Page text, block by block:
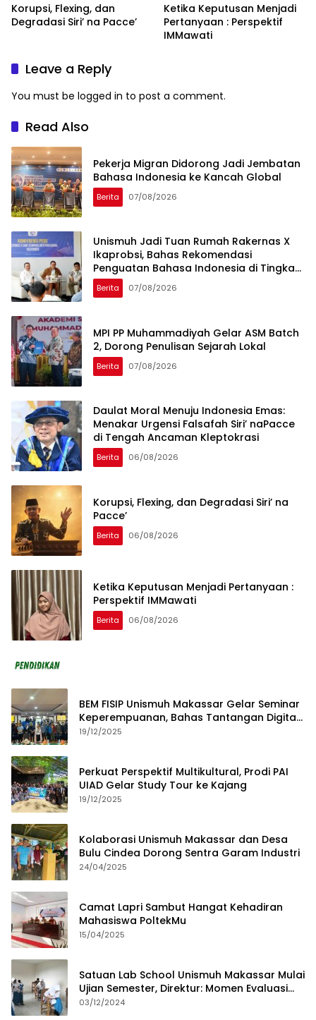
Korupsi, Flexing, dan
Degradasi Siri’ na Pacce’
Ketika Keputusan Menjadi
Pertanyaan : Perspektif
IMMawati
Leave a Reply
You must be logged in to post a comment.
Read Also
Pekerja Migran Didorong Jadi Jembatan
Bahasa Indonesia ke Kancah Global
Berita 07/08/2026
Unismuh Jadi Tuan Rumah Rakernas X
Ikaprobsi, Bahas Rekomendasi
Penguatan Bahasa Indonesia di Tingkat
Global
Berita 07/08/2026
MPI PP Muhammadiyah Gelar ASM Batch
2, Dorong Penulisan Sejarah Lokal
Berita 07/08/2026
Daulat Moral Menuju Indonesia Emas:
Menakar Urgensi Falsafah Siri’ naPacce
di Tengah Ancaman Kleptokrasi
Berita 06/08/2026
Korupsi, Flexing, dan Degradasi Siri’ na
Pacce’
Berita 06/08/2026
Ketika Keputusan Menjadi Pertanyaan :
Perspektif IMMawati
Berita 06/08/2026
BEM FISIP Unismuh Makassar Gelar Seminar
Keperempuanan, Bahas Tantangan Digital
dan Budaya Lokal
19/12/2025
Perkuat Perspektif Multikultural, Prodi PAI
UIAD Gelar Study Tour ke Kajang
19/12/2025
Kolaborasi Unismuh Makassar dan Desa
Bulu Cindea Dorong Sentra Garam Industri
24/04/2025
Camat Lapri Sambut Hangat Kehadiran
Mahasiswa PoltekMu
15/04/2025
Satuan Lab School Unismuh Makassar Mulai
Ujian Semester, Direktur: Momen Evaluasi
Proses Pembelajaran
03/12/2024